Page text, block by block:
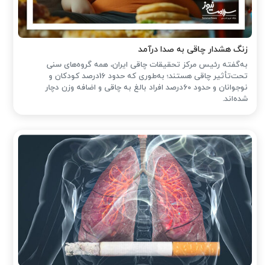
زنگ هشدار چاقی به صدا درآمد
به‌گفته رئیس مرکز تحقیقات چاقی ایران، همه گروه‌های سنی
تحت‌تأثیر چاقی هستند؛ به‌طوری که حدود 16درصد کودکان و
نوجوانان و حدود 60درصد افراد بالغ به چاقی و اضافه وزن دچار
شده‌اند.